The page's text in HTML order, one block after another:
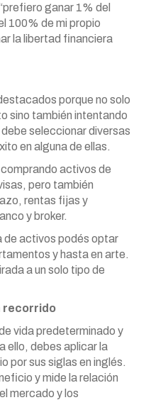
ganar 1% del
100% de mi propio
la libertad financiera
porque no solo
sino también intentando
seleccionar diversas
en alguna de ellas.
activos de
pero también
rentas fijas y
y broker.
de activos podés optar
y hasta en arte.
a un solo tipo de
recorrido
vida predeterminado y
ello, debes aplicar la
por sus siglas en inglés.
y mide la relación
mercado y los